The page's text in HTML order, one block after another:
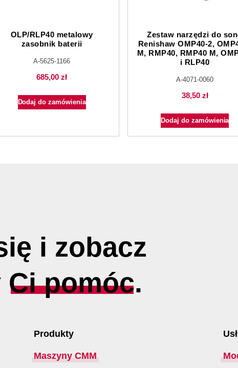
OLP/RLP40 metalowy
zasobnik baterii
A-5625-1166
685,00zł
Dodaj do zamówienia
Zestaw narzędzi do
Renishaw OMP40-2,
M, RMP40, RMP40 M,
i RLP40
A-4071-0060
38,50 zł
Dodaj do zamówienia
i zobacz
Ci pomóc.
Produkty
Maszyny CMM